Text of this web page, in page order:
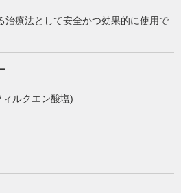
治療法として安全かつ効果的に使用で
ルクエン酸塩)